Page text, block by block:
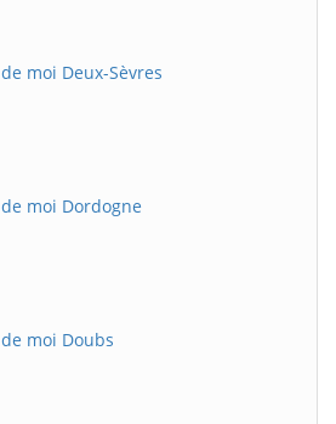
moi Deux-Sèvres
moi Dordogne
moi Doubs